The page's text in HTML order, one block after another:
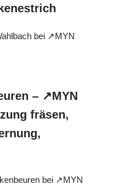
bei ↗️MYN
– ↗️MYN
fräsen,
bei ↗️MYN